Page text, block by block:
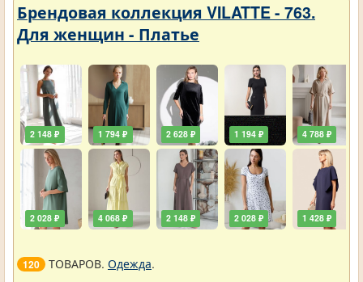
Брендовая коллекция VILATTE - 763.
Для женщин - Платье
2 148 ₽
2 028 ₽
1 794 ₽
4 068 ₽
2 628 ₽
2 148 ₽
1 194 ₽
2 028 ₽
4 788 ₽
1 428 ₽
120 ТОВАРОВ. Одежда.